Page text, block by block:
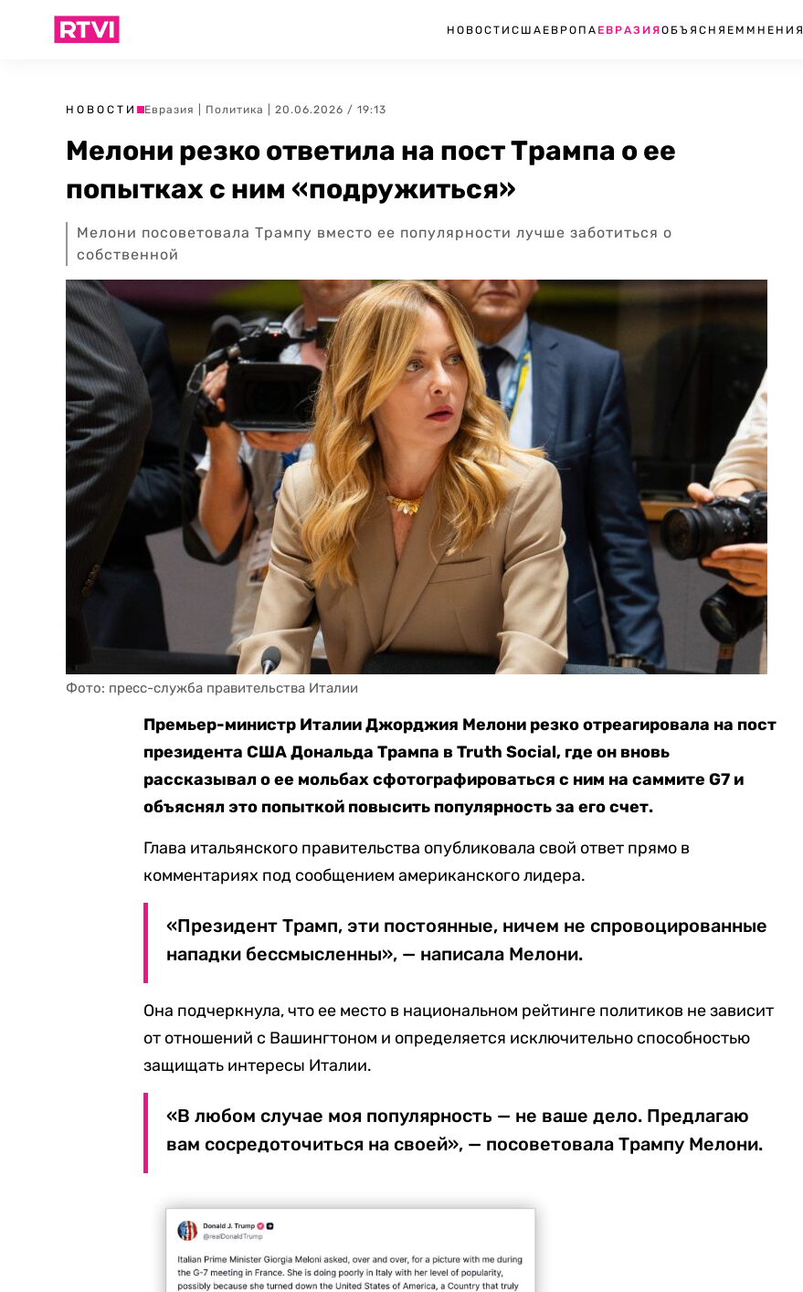
НОВОСТИ США ЕВРОПА ЕВРАЗИЯОБЪЯСНЯЕМ МНЕНИЯ
НОВОСТИ Евразия Политика | 20.06.2026 / 19:13
Мелони резко ответила на пост Трампа о ее
попытках с ним «подружиться»
Мелони посоветовала Трампу вместо ее популярности лучше заботиться о
собственной
Фото: пресс-служба правительства Италии
Премьер-министр Италии Джорджия Мелони резко отреагировала на пост
президента США Дональда Трампа в Truth Social, где он вновь
рассказывал о ее мольбах сфотографироваться с ним на саммите G7 и
объяснял это попыткой повысить популярность за его счет.
Глава итальянского правительства опубликовала свой ответ прямо в
комментариях под сообщением американского лидера.
«Президент Трамп, эти постоянные, ничем не спровоцированные
нападки бессмысленны», — написала Мелони.
Она подчеркнула, что ее место в национальном рейтинге политиков не зависит
от отношений с Вашингтоном и определяется исключительно способностью
защищать интересы Италии.
«В любом случае моя популярность — не ваше дело. Предлагаю
вам сосредоточиться на своей», — посоветовала Трампу Мелони.